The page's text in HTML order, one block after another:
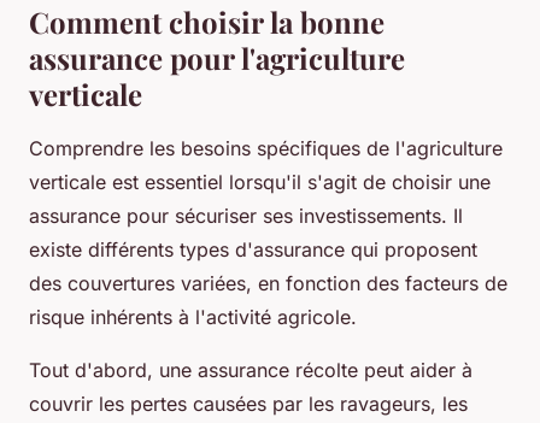
Comment choisir la bonne
assurance pour l'agriculture
verticale
Comprendre les besoins spécifiques de l'agriculture
verticale est essentiel lorsqu'il s'agit de choisir une
assurance pour sécuriser ses investissements. Il
existe différents types d'assurance qui proposent
des couvertures variées, en fonction des facteurs de
risque inhérents à l'activité agricole.
Tout d'abord, une assurance récolte peut aider à
couvrir les pertes causées par les ravageurs, les